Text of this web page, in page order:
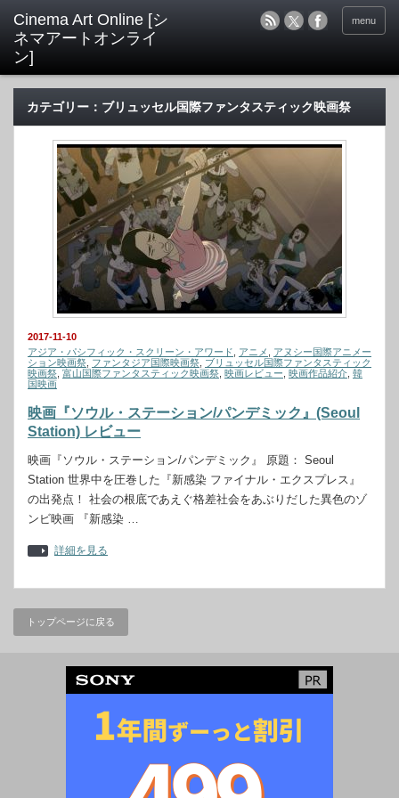
menu
カテゴリー：ブリュッセル国際ファンタスティック映画祭
2017-11-10
アジア・パシフィック・スクリーン・アワード
アニメ
アヌシー国際アニメー
ション映画祭 ファンタジア国際映画祭 ブリュッセル国際ファンタスティック
映画祭 富山国際ファンタスティック映画祭 映画レビュー 映画作品紹介 韓
国映画
映画『ソウル・ステーション/パンデミック』(Seoul
Station) レビュー
映画『ソウル・ステーション/パンデミック』 原題： Seoul
Station 世界中を圧巻した『新感染 ファイナル・エクスプレス』
の出発点！ 社会の根底であえぐ格差社会をあぶりだした異色のゾ
ンビ映画 『新感染 …
詳細を見る
トップページに戻る